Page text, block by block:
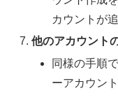
カウントが
他のアカウント
同様の手順
ーアカウン